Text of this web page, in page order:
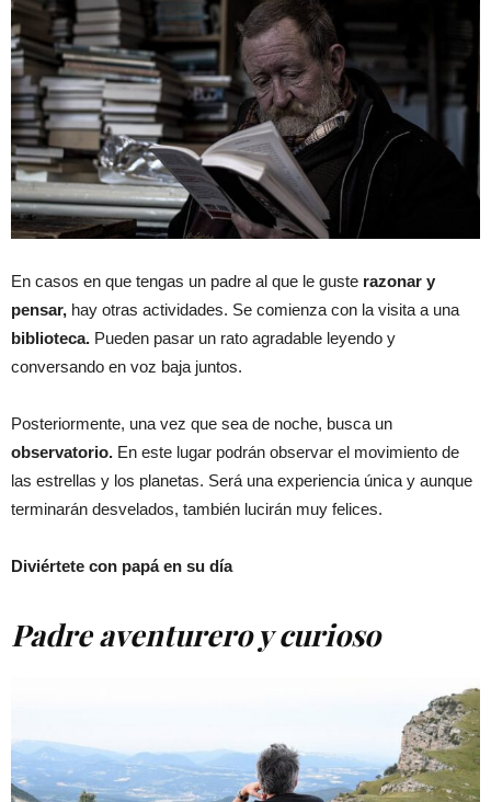
En casos en que tengas un padre al que le guste razonar y
pensar, hay otras actividades. Se comienza con la visita a una
biblioteca. Pueden pasar un rato agradable leyendo y
conversando en voz baja juntos.
Posteriormente, una vez que sea de noche, busca un
observatorio. En este lugar podrán observar el movimiento de
las estrellas y los planetas. Será una experiencia única y aunque
terminarán desvelados, también lucirán muy felices.
Diviértete con papá en su día
Padre aventurero y curioso